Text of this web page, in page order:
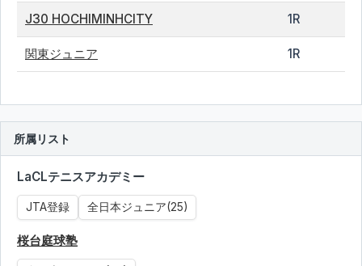
J30 HOCHIMINHCITY 1R
関東ジュニア 1R
所属リスト
LaCLテニスアカデミー
JTA登録 全日本ジュニア(25)
桜台庭球塾